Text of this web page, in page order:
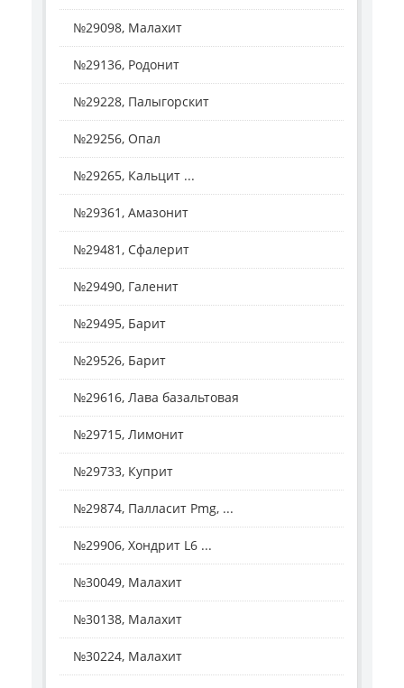
№29098, Малахит
№29136, Родонит
№29228, Палыгорскит
№29256, Опал
№29265, Кальцит ...
№29361, Амазонит
№29481, Сфалерит
№29490, Галенит
№29495, Барит
№29526, Барит
№29616, Лава базальтовая
№29715, Лимонит
№29733, Куприт
№29874, Палласит Pmg, ...
№29906, Хондрит L6 ...
№30049, Малахит
№30138, Малахит
№30224, Малахит